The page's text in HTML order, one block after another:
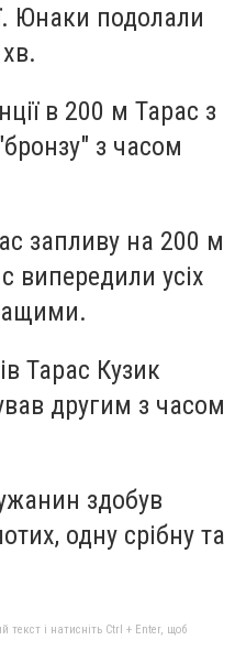
Юнаки подолали
в 200 м Тарас з
з часом
запливу на 200 м
випередили усіх
Тарас Кузик
другим з часом
здобув
одну срібну та
текст і натисніть Ctrl + Enter, щоб